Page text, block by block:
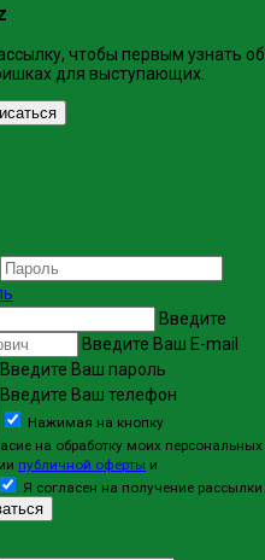
чтобы первым узнать об
​для выступающих.
Введите
Введите Ваш E-mail
Введите Ваш пароль
Введите Ваш телефон
Нажимая на кнопку
на обработку моих персональных
публичной оферты и
Я согласен на получение рассылки